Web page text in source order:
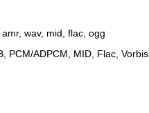
wav, mid, flac, ogg
PCM/ADPCM, MID, Flac, Vorbis